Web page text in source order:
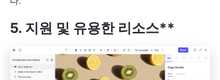
5. 지원 및 유용한 리소스**